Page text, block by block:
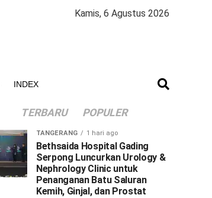
Kamis, 6 Agustus 2026
INDEX
TERBARU POPULER
TANGERANG 1 hari ago
Bethsaida Hospital Gading
Serpong Luncurkan Urology &
Nephrology Clinic untuk
Penanganan Batu Saluran
Kemih, Ginjal, dan Prostat